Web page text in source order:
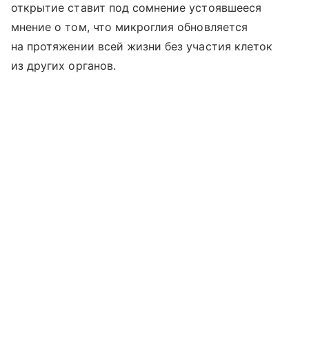
открытие ставит под сомнение устоявшееся
мнение о том, что микроглия обновляется
на протяжении всей жизни без участия клеток
из других органов.